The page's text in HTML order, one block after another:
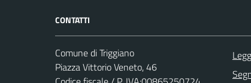
CONTATTI
Comune di Triggiano
Piazza Vittorio Veneto, 46